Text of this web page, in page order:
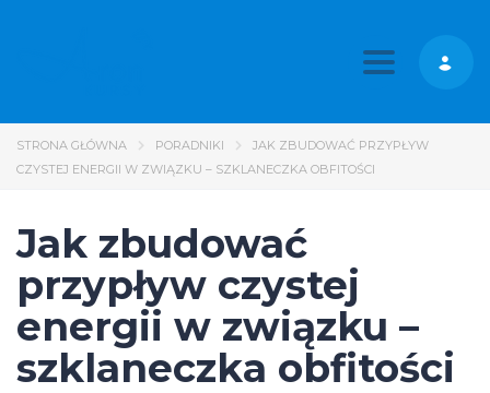
Toggle
STRONA GŁÓWNA PORADNIKI
JAK ZBUDOWAĆ PRZYPŁYW
CZYSTEJ ENERGII W ZWIĄZKU – SZKLANECZKA OBFITOŚCI
Jak zbudować
przypływ czystej
energii w związku –
szklaneczka obfitości